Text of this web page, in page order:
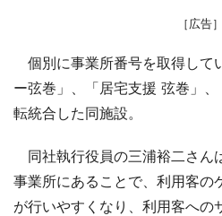
［広告］
個別に事業所番号を取得して
ー弦巻」、「居宅支援 弦巻」
転統合した同施設。
同社執行役員の三浦裕二さん
事業所にあることで、利用客の
が行いやすくなり、利用客への